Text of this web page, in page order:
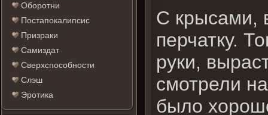
Оборотни
Постапокалипсис
Призраки
Самиздат
Сверхспособности
Слэш
Эротика
С крысами,
перчатку.
руки,
смотрели
было